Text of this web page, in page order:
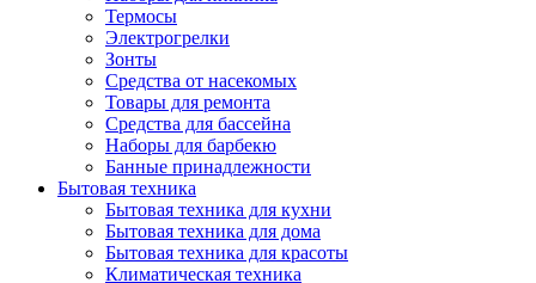
Термосы
Электрогрелки
Зонты
Средства от насекомых
Товары для ремонта
Средства для бассейна
Наборы для барбекю
Банные принадлежности
Бытовая техника
Бытовая техника для кухни
Бытовая техника для дома
Бытовая техника для красоты
Климатическая техника